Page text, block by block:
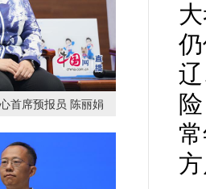
首席预报员 陈丽娟